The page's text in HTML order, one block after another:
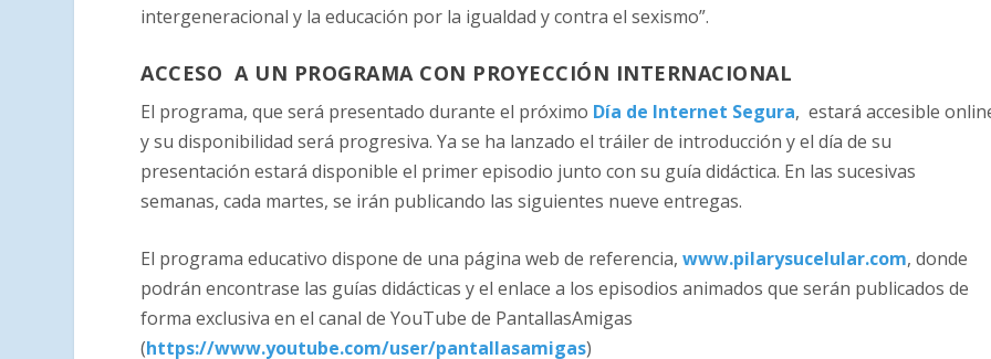
intergeneracional y la educación por la igualdad y contra el sexismo”.
ACCESO A UN PROGRAMA CON PROYECCIÓN INTERNACIONAL
El programa, que será presentado durante el próximo Día de Internet Segura, estará accesible
y su disponibilidad será progresiva. Ya se ha lanzado el tráiler de introducción y el día de su
presentación estará disponible el primer episodio junto con su guía didáctica. En las sucesivas
semanas, cada martes, se irán publicando las siguientes nueve entregas.
El programa educativo dispone de una página web de referencia,www.pilarysucelular.com, donde
podrán encontrase las guías didácticas y el enlace a los episodios animados que serán publicados de
forma exclusiva en el canal de YouTube de PantallasAmigas
(https://www.youtube.com/user/pantallasamigas)